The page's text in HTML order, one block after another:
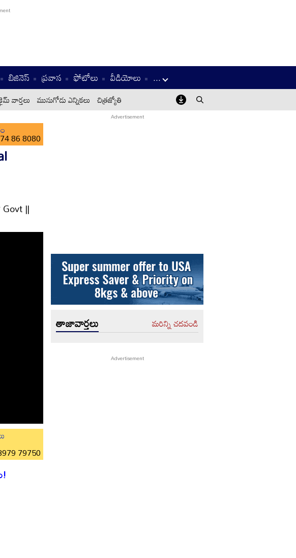
బిజినెస్ ప్రవాస ఫోటోలు వీడియోలు ...
వార్తలు మునుగోడు ఎన్నికలు చిత్రజ్యోతి
86 8080
||
79750
తాజావార్తలు మరిన్ని చదవండి